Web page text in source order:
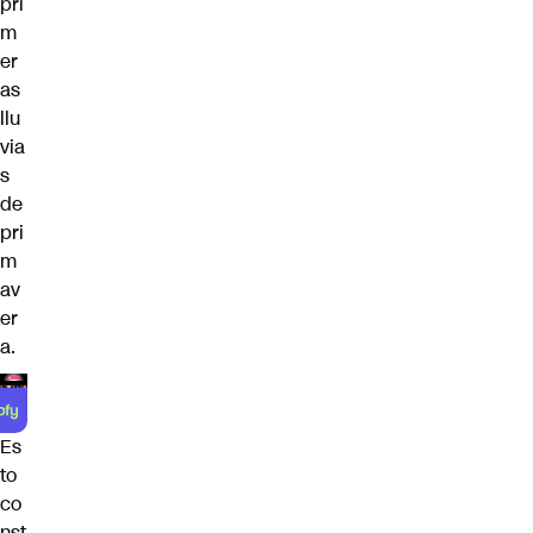
m
er
as
llu
via
s
de
pri
m
av
er
a.
Es
to
co